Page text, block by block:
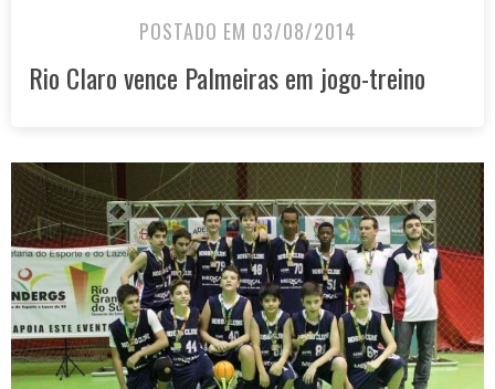
POSTADO EM 03/08/2014
Rio Claro vence Palmeiras em jogo-treino